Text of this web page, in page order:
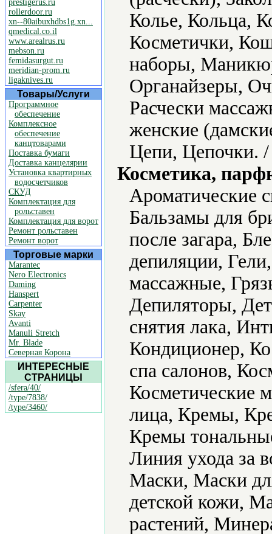
prestigerus.ru
rollerdoor.ru
xn--80aibuxhdbs1g.xn...
qmedical.co.il
www.arealrus.ru
mebson.ru
femidasurgut.ru
meridian-prom.ru
ligaknives.ru
Товары/Услуги
Программное
обеспечение
Комплексное
обеспечение
канцтоварами
Поставка бумаги
Доставка канцелярии
Установка квартирных
водосчетчиков
СКУД
Комплектация для
рольставен
Комплектация для ворот
Ремонт рольставен
Ремонт ворот
Торговые марки
Marantec
Nero Electronics
Daming
Hanspert
Carpenter
Skay
Avanti
Manuli Stretch
Mr. Blade
Северная Корона
ИНТЕРЕСНЫЕ
СТРАНИЦЫ
/sfera/40/
/type/7838/
/type/3460/
Колье, Кольца,
Косметички,
наборы,
Органайзеры,
Расчески
женские
Цепи, Цепочки.
Косметика,
Ароматические
Бальзамы для
после загара,
депиляции,
массажные,
Депиляторы,
снятия лака,
Кондиционер,
спа салонов,
Косметические
лица, Кремы,
Кремы
Линия ухода за
Маски, Маски
детской кожи,
растений,